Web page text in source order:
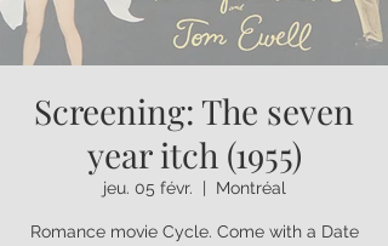
Screening: The seven
year itch (1955)
jeu. 05 févr. Montréal
Romance movie Cycle. Come with a Date